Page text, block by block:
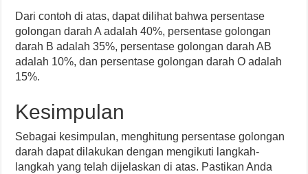
Dari contoh di atas, dapat dilihat bahwa persentase
golongan darah A adalah 40%, persentase golongan
darah B adalah 35%, persentase golongan darah AB
adalah 10%, dan persentase golongan darah O adalah
15%.
Kesimpulan
Sebagai kesimpulan, menghitung persentase golongan
darah dapat dilakukan dengan mengikuti langkah-
langkah yang telah dijelaskan di atas. Pastikan Anda